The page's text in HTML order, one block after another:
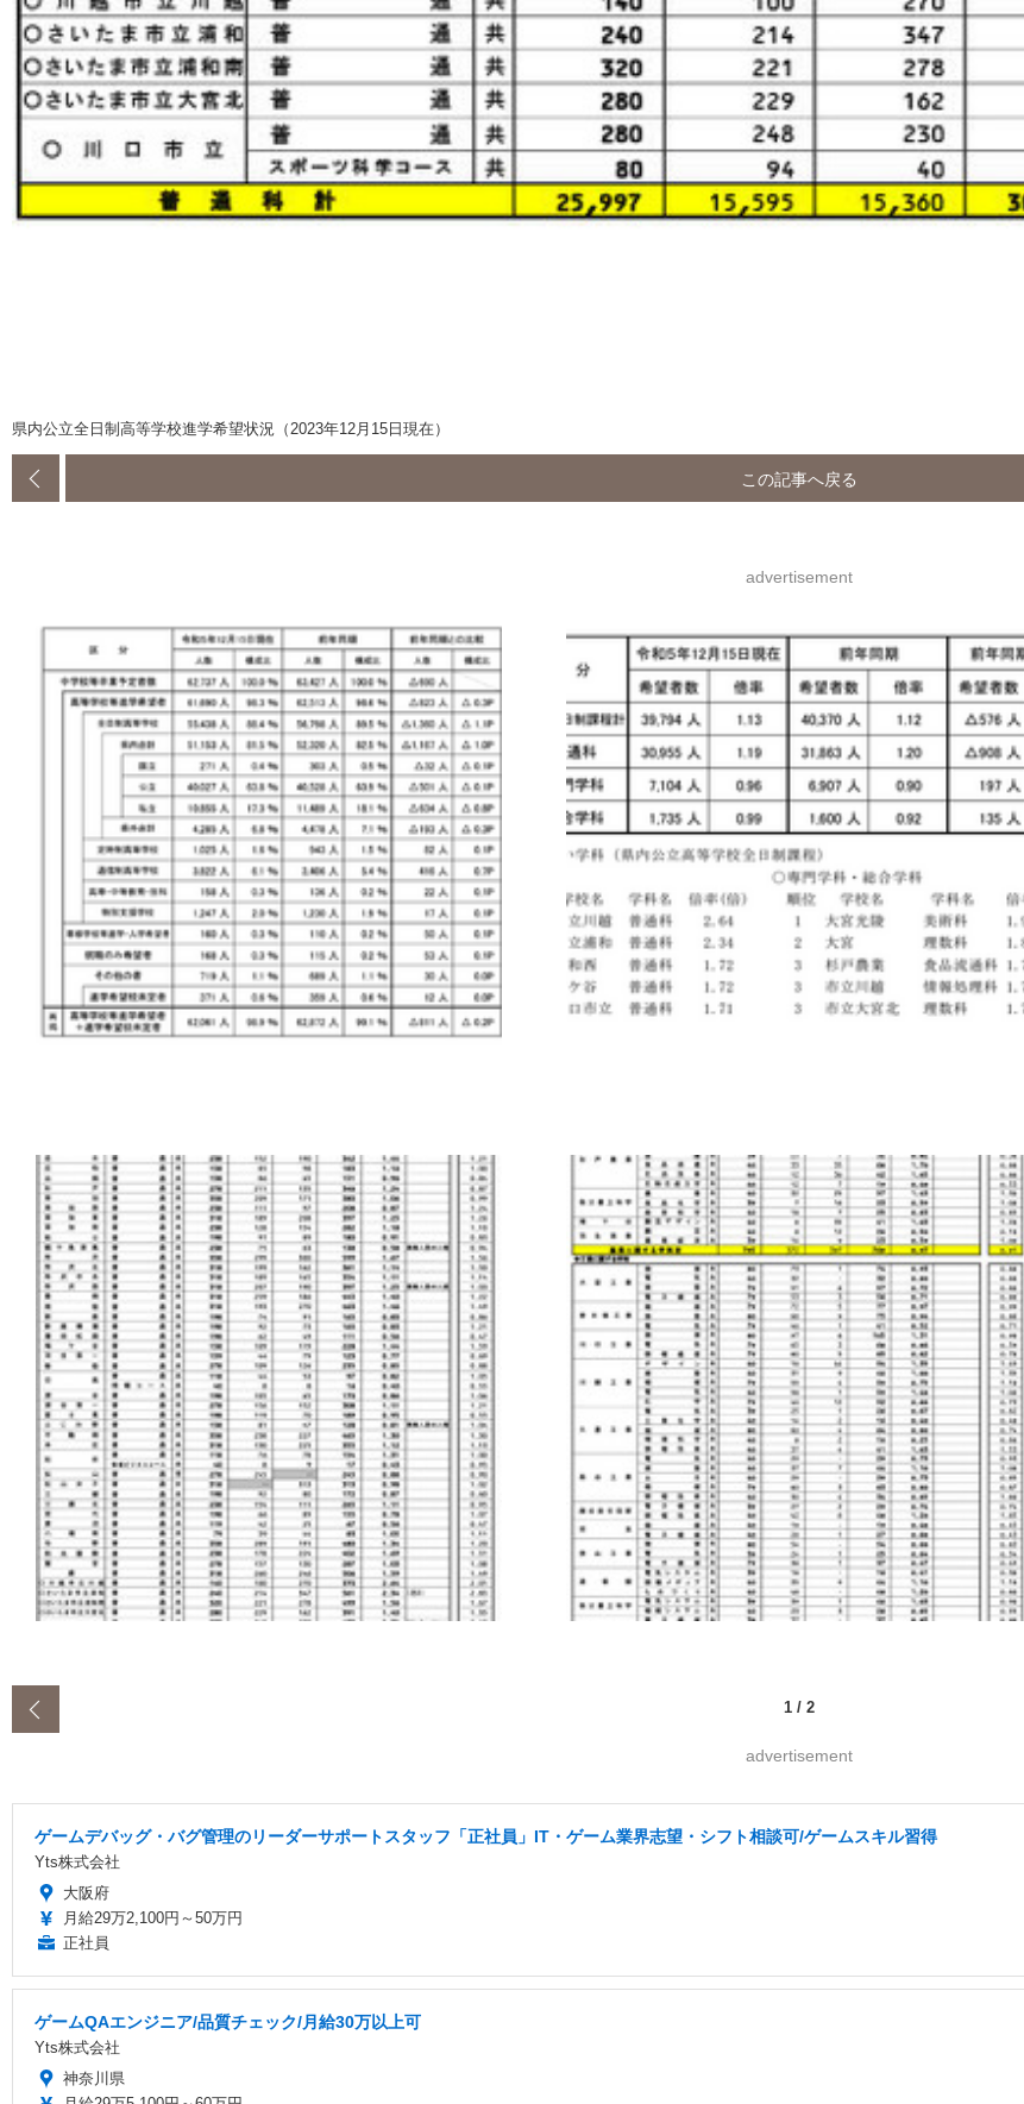
県内公立全日制高等学校進学希望状況（2023年12月15日現在）
この記事へ戻る
advertisement
1 / 2
advertisement
ゲームデバッグ・バグ管理のリーダーサポートスタッフ「正社員」IT・ゲーム業界志望・シフト相談可/ゲームスキル習得
Yts株式会社
大阪府
月給29万2,100円～50万円
正社員
ゲームQAエンジニア/品質チェック/月給30万以上可
Yts株式会社
神奈川県